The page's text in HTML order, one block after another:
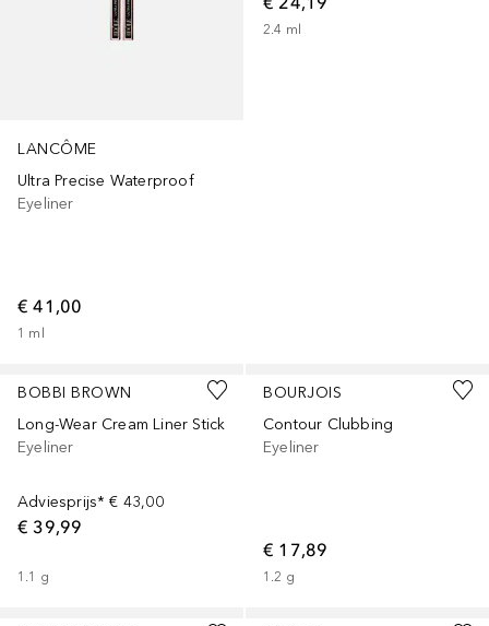
LANCÔME
Ultra Precise Waterproof
Eyeliner
€ 41,00
1 ml
2.4 ml
BOBBI BROWN
Long-Wear Cream Liner Stick
Eyeliner
Adviesprijs* € 43,00
€ 39,99
1.1 g
BOURJOIS
Contour Clubbing
Eyeliner
€ 17,89
1.2 g